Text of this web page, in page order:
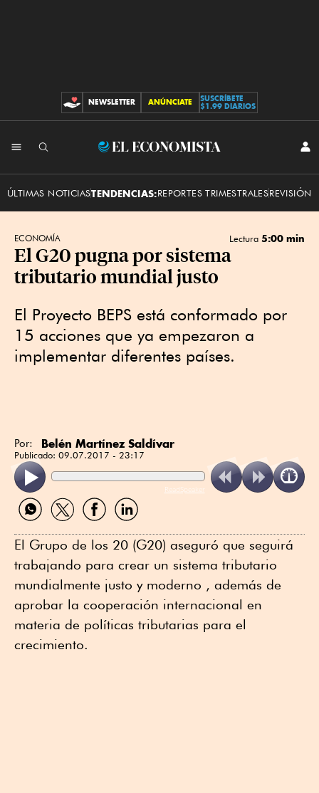
CONTRIBUCIONES
NEWSLETTER ANÚNCIATE
SUSCRÍBETE
$1.99 DIARIOS
El
ÚLTIMAS NOTICIASTENDENCIAS:REPORTES TRIMESTRALESREVISIÓN
ECONOMÍA Lectura 5:00 min
El G20 pugna por sistema
tributario mundial justo
El Proyecto BEPS está conformado por
15 acciones que ya empezaron a
implementar diferentes países.
Por: Belén Martínez Saldívar
Publicado: 09.07.2017 - 23:17
ReadSpeaker
Compartir
por
Compartir
por
Compartir
por
Compartir
por
El Grupo de los 20 (G20) aseguró que seguirá
trabajando para crear un sistema tributario
mundialmente justo y moderno , además de
aprobar la cooperación internacional en
materia de políticas tributarias para el
crecimiento.